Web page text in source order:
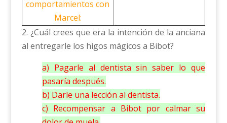
comportamientos con
Marcel:
2. ¿Cuál crees que era la intención de la anciana
al entregarle los higos mágicos a Bibot?
a) Pagarle al dentista sin saber lo que
pasaría después.
b) Darle una lección al dentista.
c) Recompensar a Bibot por calmar su